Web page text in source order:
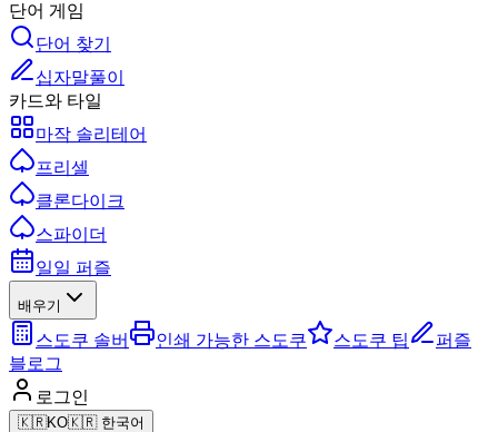
단어 게임
단어 찾기
십자말풀이
카드와 타일
마작 솔리테어
프리셀
클론다이크
스파이더
일일 퍼즐
배우기
스도쿠 솔버 인쇄 가능한 스도쿠 스도쿠 팁
퍼즐
블로그
로그인
🇰🇷KO🇰🇷 한국어